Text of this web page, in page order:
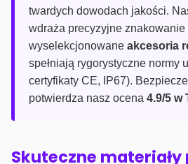
twardych dowodach jakości.
wdraża precyzyjne znakowanie
wyselekcjonowane akcesoria
spełniają rygorystyczne normy
certyfikaty CE, IP67).
potwierdza nasz ocena 4.9/5 w
Skuteczne